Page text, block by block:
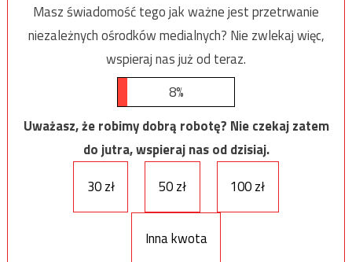
Masz świadomość tego jak ważne jest przetrwanie
niezależnych ośrodków medialnych? Nie zwlekaj więc,
wspieraj nas już od teraz.
8%
Uważasz, że robimy dobrą robotę? Nie czekaj zatem
do jutra, wspieraj nas od dzisiaj.
30 zł
50 zł 100 zł
Inna kwota